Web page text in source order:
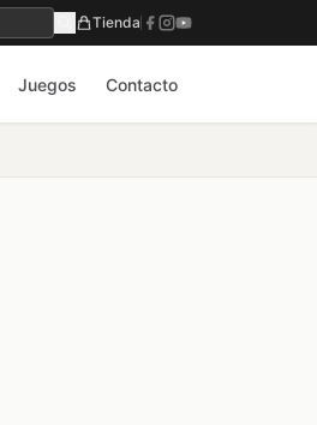
Tienda
Juegos Contacto